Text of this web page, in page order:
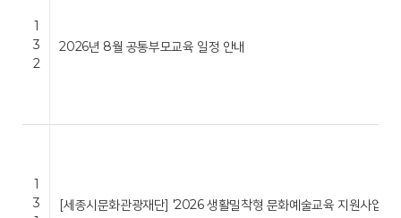
1
3
2
2026년 8월 공통부모교육 일정 안내
1
3
[세종시문화관광재단] '2026 생활밀착형 문화예술교육 지원사업 …